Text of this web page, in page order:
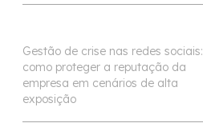
Gestão de crise nas redes sociais:
como proteger a reputação da
empresa em cenários de alta
exposição